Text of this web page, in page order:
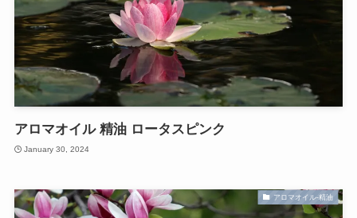
アロマオイル 精油 ロータスピンク
January 30, 2024
アロマオイル-精油